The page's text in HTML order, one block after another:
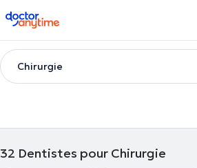
doctoranytime
Chirurgie
32 Dentistes pour Chirurgie